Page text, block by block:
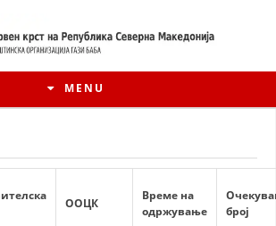
MENU
ООЦК
Време на
одржување
број